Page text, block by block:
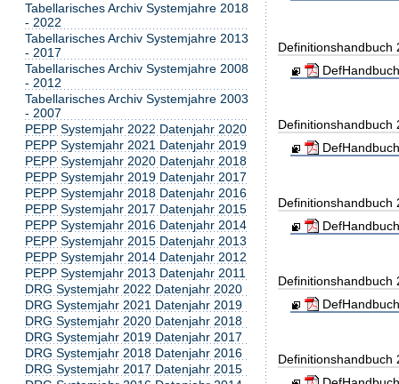
Definitionshandbuch
Definitionshandbuch
Definitionshandbuch
Definitionshandbuch
Definitionshandbuch
Tabellarisches Archiv Systemjahre 2018
- 2022
Tabellarisches Archiv Systemjahre 2013
- 2017
Tabellarisches Archiv Systemjahre 2008
- 2012
Tabellarisches Archiv Systemjahre 2003
- 2007
PEPP Systemjahr 2022 Datenjahr 2020
PEPP Systemjahr 2021 Datenjahr 2019
PEPP Systemjahr 2020 Datenjahr 2018
PEPP Systemjahr 2019 Datenjahr 2017
PEPP Systemjahr 2018 Datenjahr 2016
PEPP Systemjahr 2017 Datenjahr 2015
PEPP Systemjahr 2016 Datenjahr 2014
PEPP Systemjahr 2015 Datenjahr 2013
PEPP Systemjahr 2014 Datenjahr 2012
PEPP Systemjahr 2013 Datenjahr 2011
DRG Systemjahr 2022 Datenjahr 2020
DRG Systemjahr 2021 Datenjahr 2019
DRG Systemjahr 2020 Datenjahr 2018
DRG Systemjahr 2019 Datenjahr 2017
DRG Systemjahr 2018 Datenjahr 2016
DRG Systemjahr 2017 Datenjahr 2015